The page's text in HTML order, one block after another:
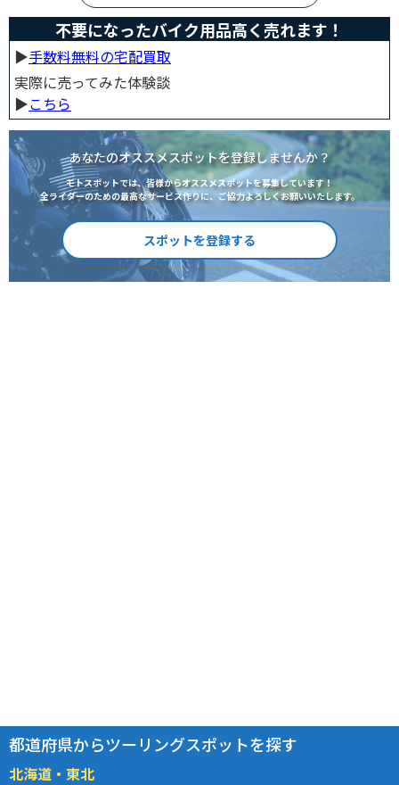
不要になったバイク用品高く売れます！
▶︎手数料無料の宅配買取
実際に売ってみた体験談
▶︎こちら
あなたのオススメスポットを登録しませんか？
モトスポットでは、皆様からオススメスポットを募集しています！
全ライダーのための最高なサービス作りに、ご協力よろしくお願いいたします。
スポットを登録する
都道府県からツーリングスポットを探す
北海道・東北